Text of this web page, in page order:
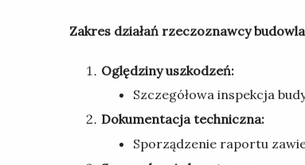
Zakres działań rzeczoznawcy
Oględziny uszkodzeń:
Szczegółowa inspekcja
Dokumentacja techniczna:
Sporządzenie raportu